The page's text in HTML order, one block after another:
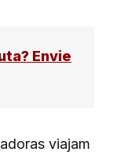
Envie
viajam